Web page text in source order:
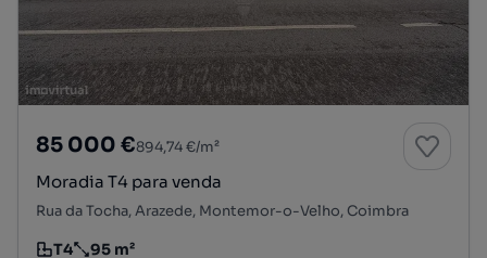
85 000 €894,74 €/m²
Moradia T4 para venda
Rua da Tocha, Arazede, Montemor-o-Velho, Coimbra
T4 95 m²